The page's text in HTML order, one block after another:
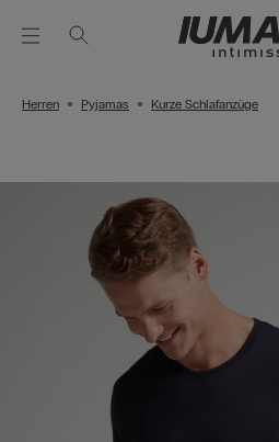
Herren Pyjamas Kurze Schlafanzüge